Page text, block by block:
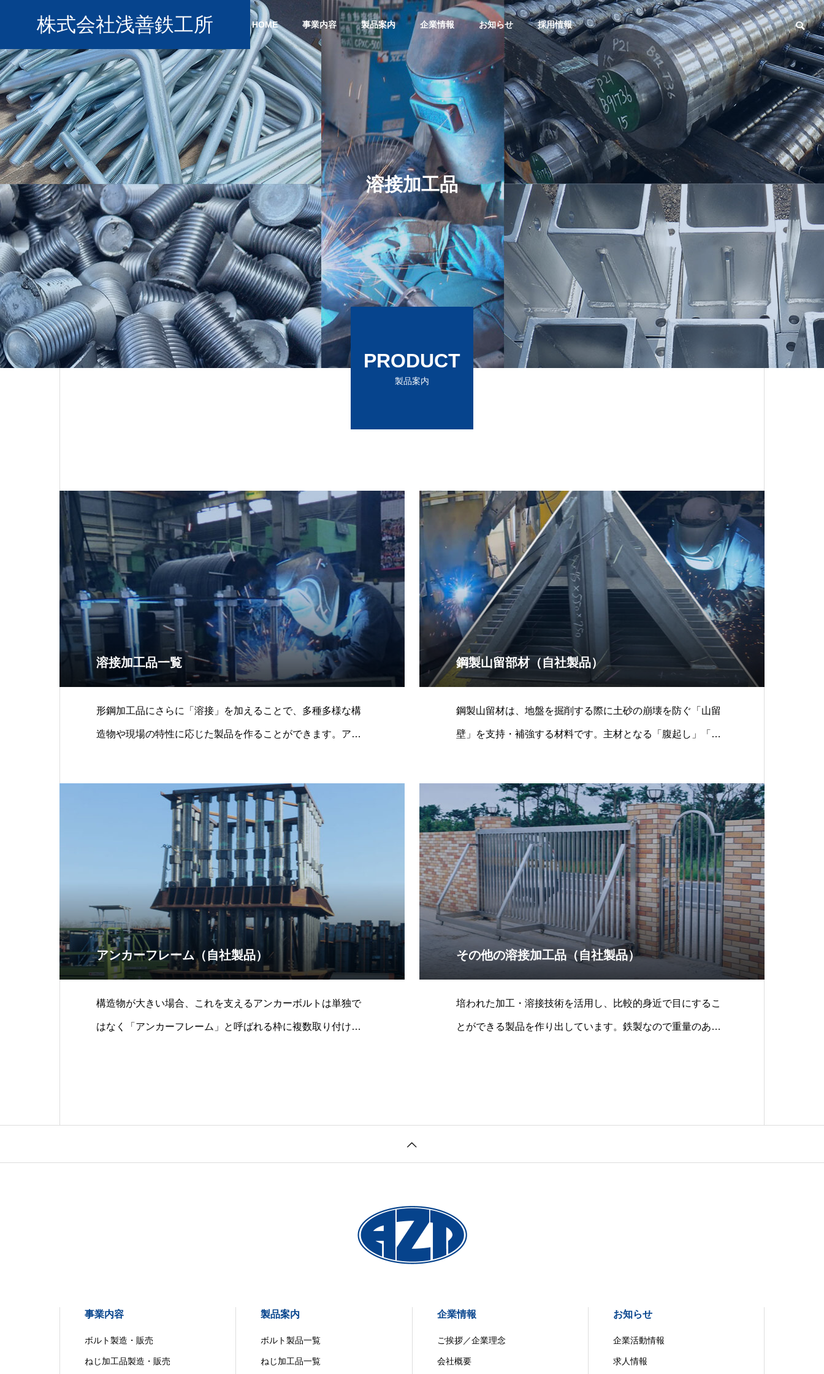
株式会社浅善鉄工所 HOME 事業内容 製品案内 企業情報 お知らせ 採用情報
SERVICE
事業内容
Bolts
ボルト製造・販
売
Processing
Screws
ねじ加工品製
造・販売
Processing
Shape Steel
形鋼加工品製造
Welded
Products
溶接加工品製造
D-Through
施工（Dスルー
工法）
COMPANY
企業情報
GREETING &
PHILOSOPHY
ご挨拶 ／ 企業理念
OUTLINE
会社概要
HISTORY
沿革
OUR FACTORY
工場紹介
ACCESS
アクセス
INQUIRY
お問い合わせ
溶接加工品
PRODUCT
製品案内
溶接加工品一覧
形鋼加工品にさらに「溶接」を加えることで、多種多様な構
造物や現場の特性に応じた製品を作ることができます。アサ
鋼製山留部材（自社製品）
鋼製山留材は、地盤を掘削する際に土砂の崩壊を防ぐ「山留
壁」を支持・補強する材料です。主材となる「腹起し」「切
アンカーフレーム（自社製品）
構造物が大きい場合、これを支えるアンカーボルトは単独で
はなく「アンカーフレーム」と呼ばれる枠に複数取り付けて
その他の溶接加工品（自社製品）
培われた加工・溶接技術を活用し、比較的身近で目にするこ
とができる製品を作り出しています。鉄製なので重量のある
事業内容
ボルト製造・販売
ねじ加工品製造・販売
製品案内
ボルト製品一覧
ねじ加工品一覧
企業情報
ご挨拶／企業理念
会社概要
お知らせ
企業活動情報
求人情報